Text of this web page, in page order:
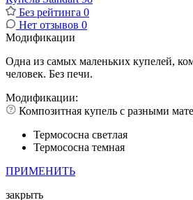
Без рейтинга 0
Нет отзывов 0
Модификации
Одна из самых маленьких купелей,
человек. Без печи.
Модификации:
Композитная купель с разными
Термососна светлая
Термососна темная
ПРИМЕНИТЬ
закрыть